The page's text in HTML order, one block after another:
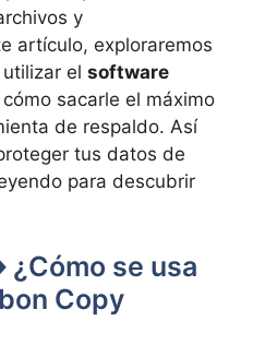
y
artículo, exploraremos
el software
sacarle el ⁤máximo
de respaldo. Así
tus datos de
para descubrir
¿Cómo se usa
Copy